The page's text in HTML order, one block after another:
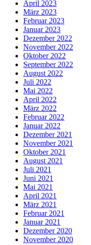
April 2023
März 2023
Februar 2023
Januar 2023
Dezember 2022
November 2022
Oktober 2022
September 2022
August 2022
Juli 2022
Mai 2022
April 2022
März 2022
Februar 2022
Januar 2022
Dezember 2021
November 2021
Oktober 2021
August 2021
Juli 2021
Juni 2021
Mai 2021
April 2021
März 2021
Februar 2021
Januar 2021
Dezember 2020
November 2020